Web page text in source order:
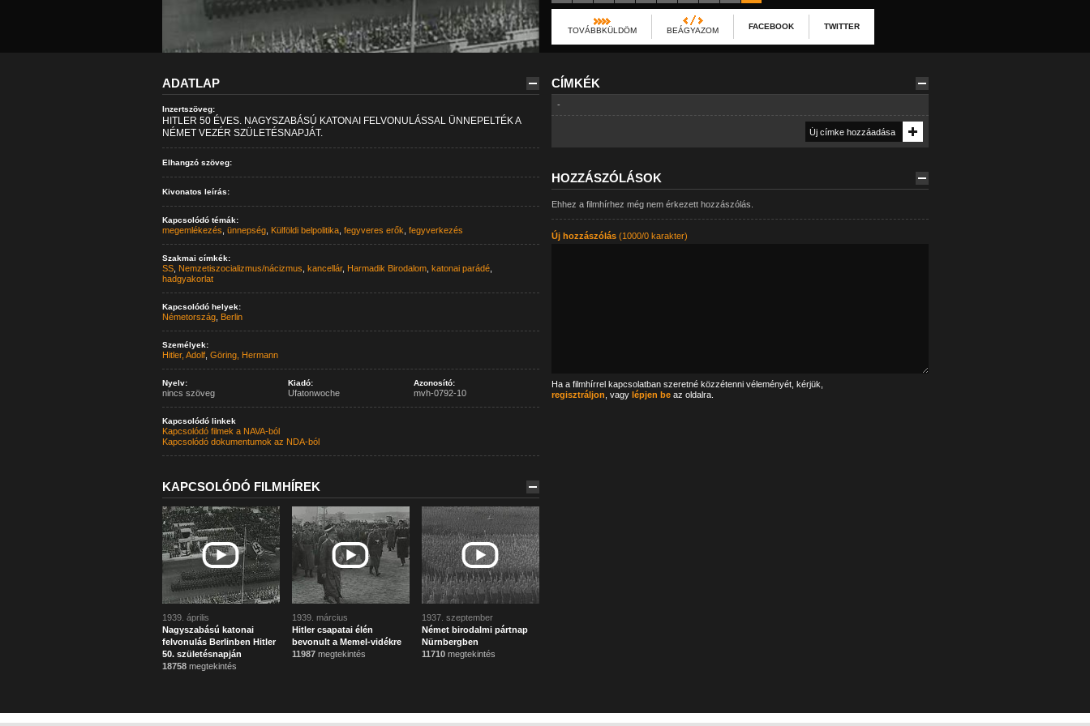
TOVÁBBKÜLDÖM BEÁGYAZOM FACEBOOK TWITTER
ADATLAP
Inzertszöveg:
HITLER 50 ÉVES. NAGYSZABÁSÚ KATONAI FELVONULÁSSAL ÜNNEPELTÉK A
NÉMET VEZÉR SZÜLETÉSNAPJÁT.
Elhangzó szöveg:
Kivonatos leírás:
Kapcsolódó témák:
megemlékezés ünnepség, Külföldi belpolitika, fegyveres erők fegyverkezés
Szakmai címkék:
SS, Nemzetiszocializmus/nácizmus kancellár, Harmadik Birodalom, katonai parádé,
hadgyakorlat
Kapcsolódó helyek:
Németország, Berlin
Személyek:
Hitler, Adolf, Göring, Hermann
Nyelv:
nincs szöveg
Kiadó:
Ufatonwoche
Azonosító:
mvh-0792-10
Kapcsolódó linkek
Kapcsolódó filmek a NAVA-ból
Kapcsolódó dokumentumok az NDA-ból
KAPCSOLÓDÓ FILMHÍREK
1939. április
Nagyszabású katonai
felvonulás Berlinben Hitler
50. születésnapján
18758megtekintés
1939. március
Hitler csapatai élén
bevonult a Memel-vidékre
11987megtekintés
1937. szeptember
Német birodalmi pártnap
Nürnbergben
11710megtekintés
CÍMKÉK
-
HOZZÁSZÓLÁSOK
Ehhez a filmhírhez még nem érkezett hozzászólás.
Új hozzászólás(1000/0 karakter)
Ha a filmhírrel kapcsolatban szeretné közzétenni véleményét, kérjük,
regisztráljon , vagy lépjen beaz oldalra.